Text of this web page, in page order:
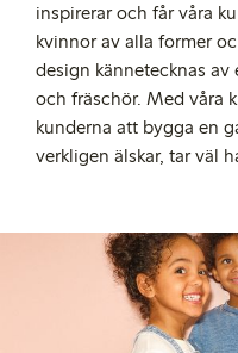
inspirerar och får våra
kvinnor av alla former
design kännetecknas
och fräschör. Med våra
kunderna att bygga en
verkligen älskar, tar väl